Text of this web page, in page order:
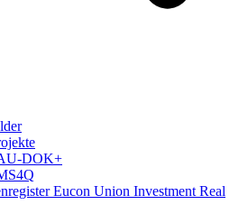
DOK+
Eucon Union Investment Real